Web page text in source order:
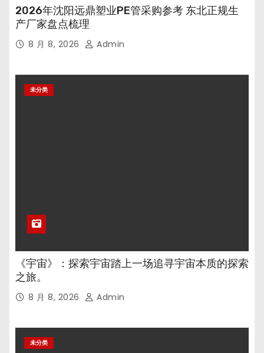
2026年沈阳远鼎塑业PE管采购参考 东北正规生
产厂家盘点梳理
8 月 8, 2026 Admin
未分类
《宇宙》：探索宇宙踏上一场追寻宇宙本质的探索
之旅。
8 月 8, 2026 Admin
未分类